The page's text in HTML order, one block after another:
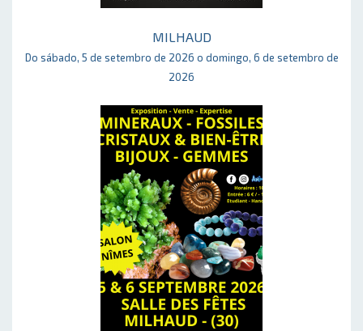
MILHAUD
Do sábado, 5 de setembro de 2026 o domingo, 6 de setembro de
2026